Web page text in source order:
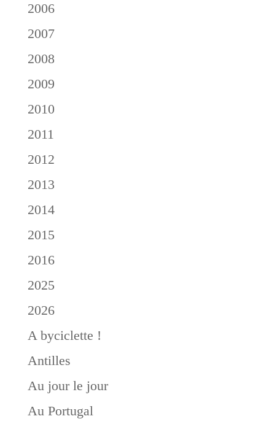
2006
2007
2008
2009
2010
2011
2012
2013
2014
2015
2016
2025
2026
A byciclette !
Antilles
Au jour le jour
Au Portugal